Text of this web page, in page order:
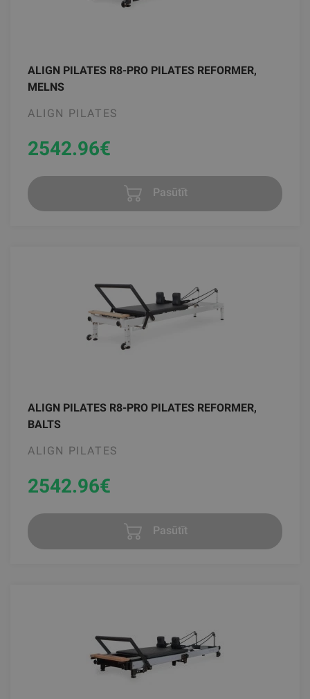
ALIGN PILATES R8-PRO PILATES REFORMER,
MELNS
ALIGN PILATES
2542.96€
Pasūtīt
ALIGN PILATES R8-PRO PILATES REFORMER,
BALTS
ALIGN PILATES
2542.96€
Pasūtīt